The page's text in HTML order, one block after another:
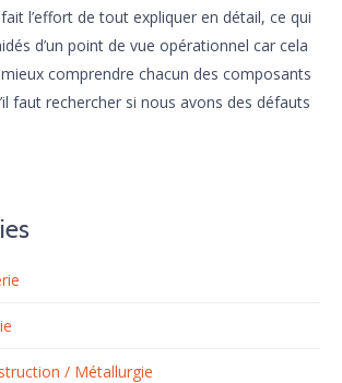
l’effort de tout expliquer en détail, ce qui
d’un point de vue opérationnel car cela
comprendre chacun des composants
faut rechercher si nous avons des défauts
/ Métallurgie